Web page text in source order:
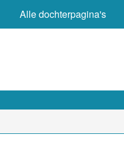
Alle dochterpagina's